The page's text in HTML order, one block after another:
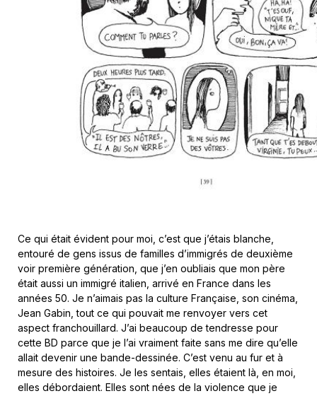
Ce qui était évident pour moi, c’est que j’étais blanche,
entouré de gens issus de familles d’immigrés de deuxième
voir première génération, que j’en oubliais que mon père
était aussi un immigré italien, arrivé en France dans les
années 50. Je n’aimais pas la culture Française, son cinéma,
Jean Gabin, tout ce qui pouvait me renvoyer vers cet
aspect franchouillard. J’ai beaucoup de tendresse pour
cette BD parce que je l’ai vraiment faite sans me dire qu’elle
allait devenir une bande-dessinée. C’est venu au fur et à
mesure des histoires. Je les sentais, elles étaient là, en moi,
elles débordaient. Elles sont nées de la violence que je